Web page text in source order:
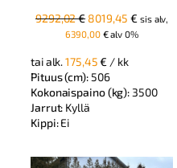
9292,02€ Alkuperäinen
hinta
9292,02 €.
8019,45€ Nykyinen
hinta
sis alv,
6390,00 €alv 0%
tai alk.175,45€ / kk
Pituus (cm): 506
Kokonaispaino (kg): 3500
Jarrut: Kyllä
Kippi:Ei